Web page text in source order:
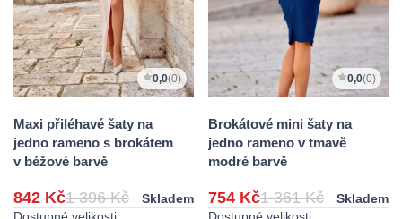
0,0(0)
Maxi přiléhavé šaty na
jedno rameno s brokátem
v béžové barvě
842 Kč1 396 Kč
Skladem
Dostupné velikosti:
0,0(0)
Brokátové mini šaty na
jedno rameno v tmavě
modré barvě
754 Kč1 361 Kč
Skladem
Dostupné velikosti: